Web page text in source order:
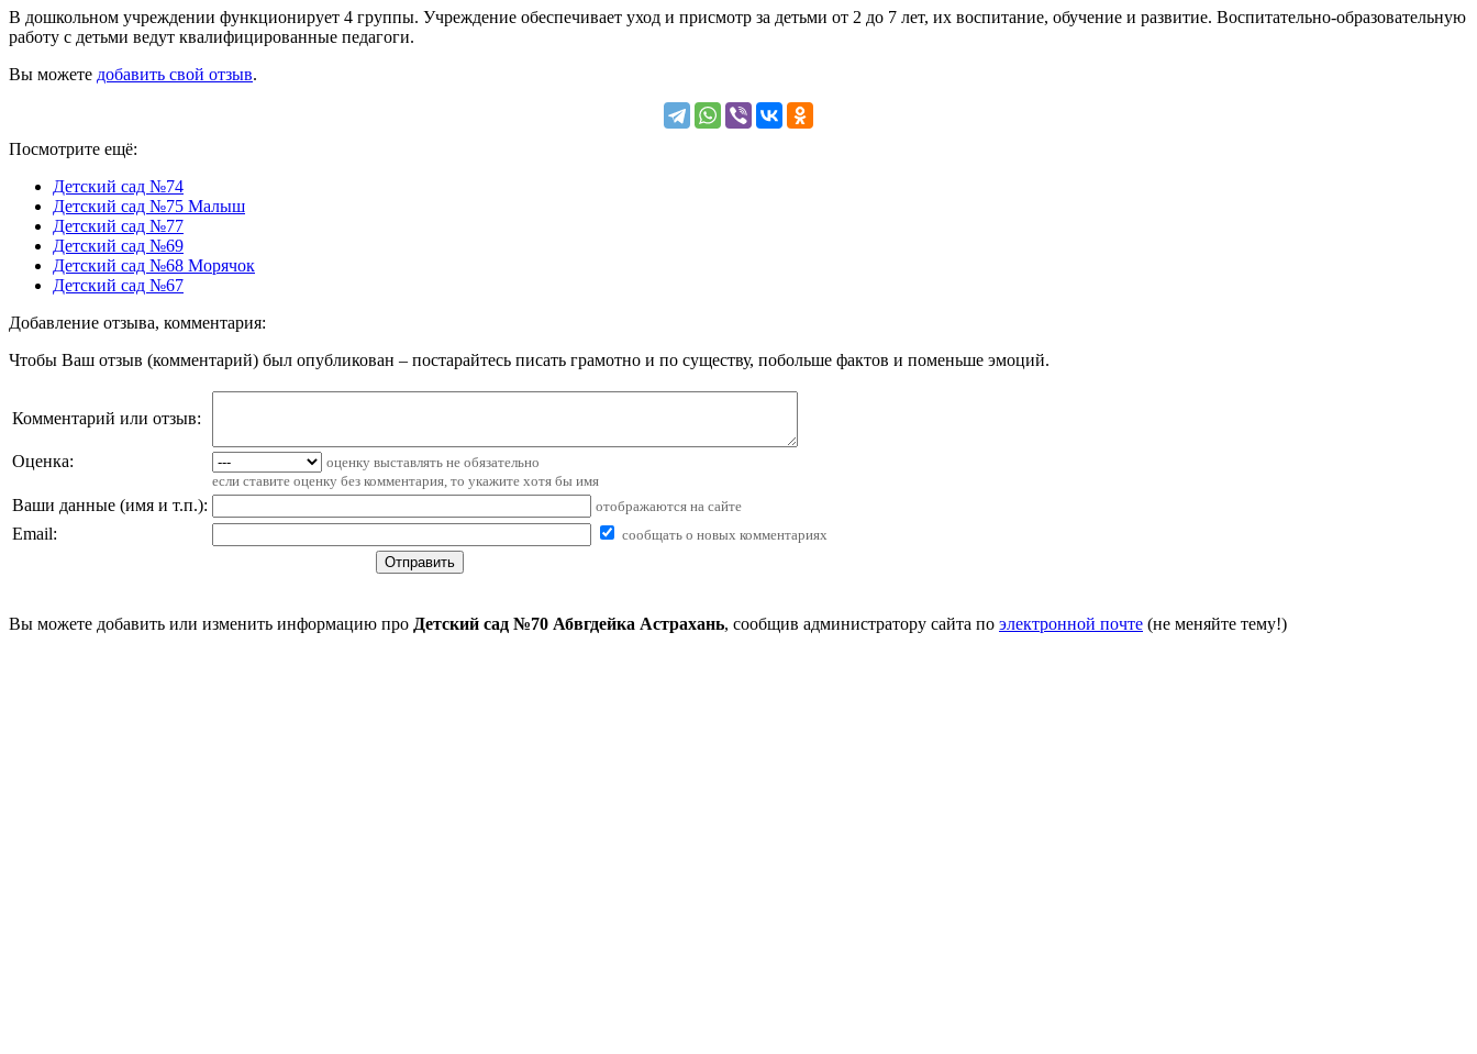
В дошкольном учреждении функционирует 4 группы. Учреждение обеспечивает уход и присмотр за детьми от 2 до 7 лет, их воспитание, обучение и развитие. Воспитательно-образовательную
работу с детьми ведут квалифицированные педагоги.
Вы можете добавить свой отзыв.
Посмотрите ещё:
Детский сад №74
Детский сад №75 Малыш
Детский сад №77
Детский сад №69
Детский сад №68 Морячок
Детский сад №67
Добавление отзыва, комментария:
Чтобы Ваш отзыв (комментарий) был опубликован – постарайтесь писать грамотно и по существу, побольше фактов и поменьше эмоций.
Комментарий или отзыв:
Оценка:
оценку выставлять не обязательно
если ставите оценку без комментария, то укажите хотя бы имя
Ваши данные (имя и т.п.): отображаются на сайте
Email: сообщать о новых комментариях
Вы можете добавить или изменить информацию про Детский сад №70 Абвгдейка Астрахань, сообщив администратору сайта по электронной почте (не меняйте тему!)